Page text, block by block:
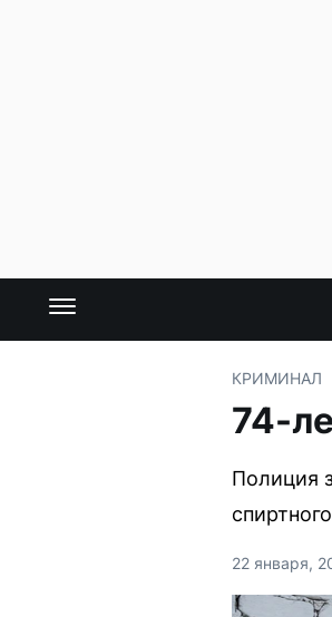
КРИМИНАЛ
74-
Полиция
22 января,